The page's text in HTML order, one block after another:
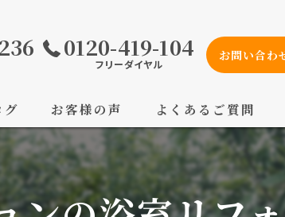
0120-419-104
フリーダイヤル
お問い合わ
グ お客様の声 よくあるご質問